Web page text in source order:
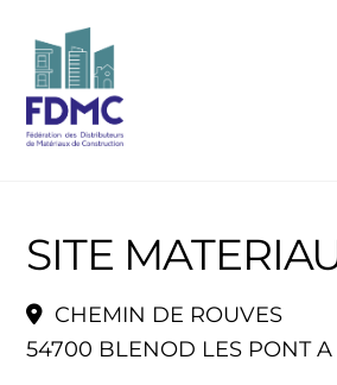
content
SITE
CHEMIN DE ROUVES
54700 BLENOD LES PONT A